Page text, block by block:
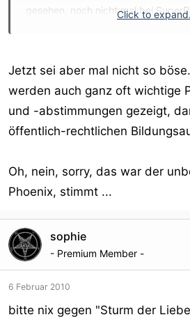
gesehen, noch nicht mal bei
ZDF: DAS AKTUELLE
vom Feinsten)
NDR: STAR QUIZ MIT JÖRG
Und immer wieder tränentreibend:
Ein Abend für die großen
Große Komödiantinnen zeigen
Anke Engelke und die
Hahnemann die Zuschauer - sehr
komisch.
Degeto-Schrott á la
Click to
Jetzt sei aber mal nicht so
werden auch ganz oft wichtige
und -abstimmungen gezeigt,
öffentlich-rechtlichen
Oh, nein, sorry, das war der
Phoenix, stimmt ...
sophie
- Premium Member -
6 Februar 2010
bitte nix gegen "Sturm der